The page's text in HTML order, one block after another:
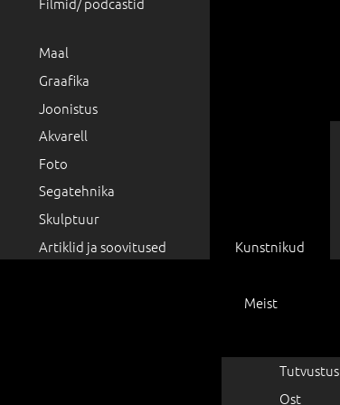
Maal
Graafika
Joonistus
Akvarell
Foto
Segatehnika
Skulptuur
Artiklid ja soovitused
Kunstnikud
Meist
Tutvustus
Ost